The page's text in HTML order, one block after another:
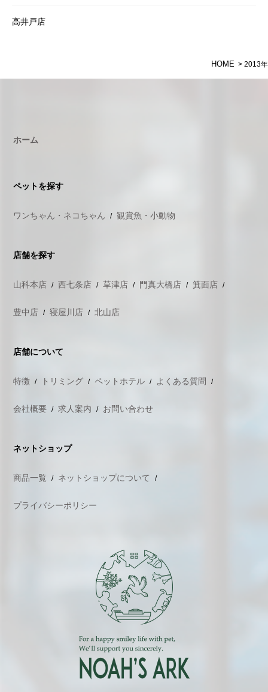
高井戸店
HOME > 2013年
ホーム
ペットを探す
ワンちゃん・ネコちゃん 観賞魚・小動物
店舗を探す
山科本店 西七条店 草津店 門真大橋店 箕面店
豊中店 寝屋川店 北山店
店舗について
特徴 トリミング ペットホテル よくある質問
会社概要 求人案内 お問い合わせ
ネットショップ
商品一覧 ネットショップについて
プライバシーポリシー